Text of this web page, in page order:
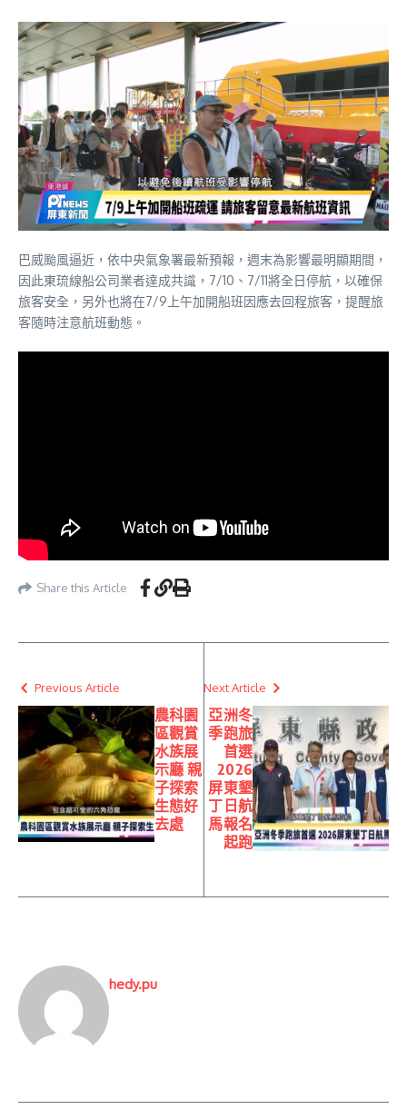
巴威颱風逼近，依中央氣象署最新預報，週末為影響最明顯期間，
因此東琉線船公司業者達成共識，7/10、7/11將全日停航，以確保
旅客安全，另外也將在7/9上午加開船班因應去回程旅客，提醒旅
客隨時注意航班動態。
Share this Article
Previous Article
農科園
區觀賞
水族展
示廳 親
子探索
生態好
去處
Next Article
亞洲冬
季跑旅
首選
2026
屏東墾
丁日航
馬報名
起跑
hedy.pu